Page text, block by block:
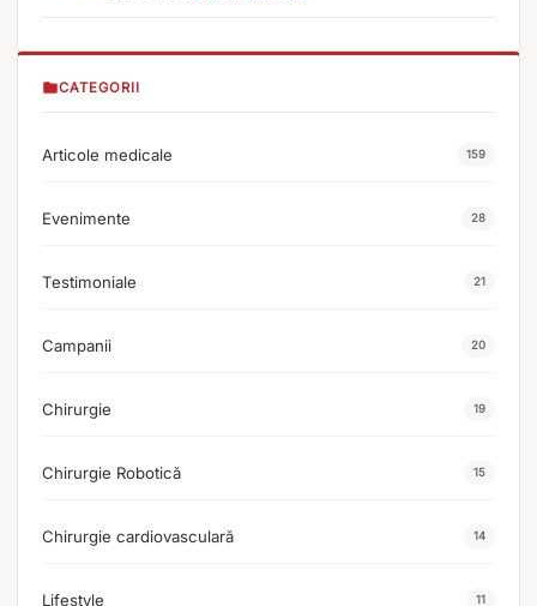
CATEGORII
Articole medicale 159
Evenimente 28
Testimoniale 21
Campanii 20
Chirurgie 19
Chirurgie Robotică 15
Chirurgie cardiovasculară 14
Lifestyle 11